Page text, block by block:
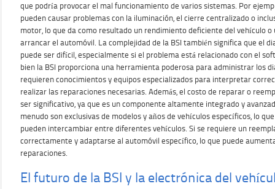
que podría provocar el mal funcionamiento de varios sistemas. Por
pueden causar problemas con la iluminación, el cierre centralizado o
motor, lo que da como resultado un rendimiento deficiente del vehículo
arrancar el automóvil. La complejidad de la BSI también significa que el
puede ser difícil, especialmente si el problema está relacionado con el
bien la BSI proporciona una herramienta poderosa para administrar los
requieren conocimientos y equipos especializados para interpretar
realizar las reparaciones necesarias. Además, el costo de reparar o
ser significativo, ya que es un componente altamente integrado y
menudo son exclusivas de modelos y años de vehículos específicos, lo
pueden intercambiar entre diferentes vehículos. Si se requiere un
correctamente y adaptarse al automóvil específico, lo que puede
reparaciones.
El futuro de la BSI y la electrónica del